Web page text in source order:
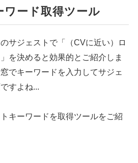
ード取得ツール
サジェストで「（CVに近い）ロ
を決めると効果的とご紹介しま
でキーワードを入力してサジェ
すよね...
キーワードを取得ツールをご紹